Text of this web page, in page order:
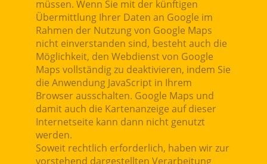
müssen. Wenn Sie mit der künftigen
Übermittlung Ihrer Daten an Google im
Rahmen der Nutzung von Google Maps
nicht einverstanden sind, besteht auch die
Möglichkeit, den Webdienst von Google
Maps vollständig zu deaktivieren, indem Sie
die Anwendung JavaScript in Ihrem
Browser ausschalten. Google Maps und
damit auch die Kartenanzeige auf dieser
Internetseite kann dann nicht genutzt
werden.
Soweit rechtlich erforderlich, haben wir zur
vorstehend dargestellten Verarbeitung